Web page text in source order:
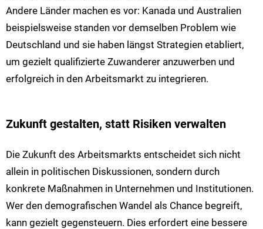
Andere Länder machen es vor: Kanada und Australien
beispielsweise standen vor demselben Problem wie
Deutschland und sie haben längst Strategien etabliert,
um gezielt qualifizierte Zuwanderer anzuwerben und
erfolgreich in den Arbeitsmarkt zu integrieren.
Zukunft gestalten, statt Risiken verwalten
Die Zukunft des Arbeitsmarkts entscheidet sich nicht
allein in politischen Diskussionen, sondern durch
konkrete Maßnahmen in Unternehmen und Institutionen.
Wer den demografischen Wandel als Chance begreift,
kann gezielt gegensteuern. Dies erfordert eine bessere